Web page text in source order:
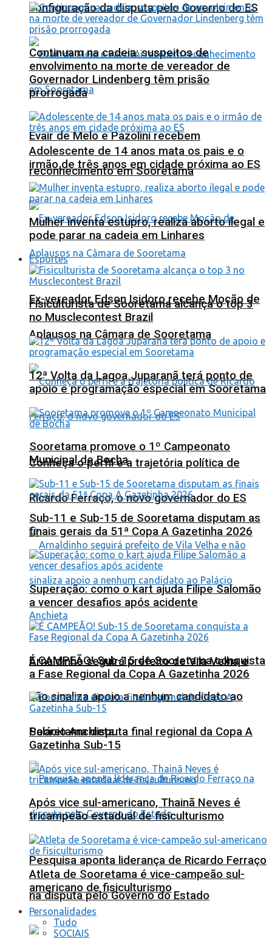
configuração da disputa pelo Governo do ES
Evair de Melo e Pazolini recebem
reconhecimento em Sooretama
Ex-vereador Edson Isidoro recebe Moção de
Aplausos na Câmara de Sooretama
Conheça o perfil e a trajetória política de
Ricardo Ferraço, o novo governador do ES
Arnaldinho seguirá prefeito de Vila Velha e
não sinaliza apoio a nenhum candidato ao
Palácio Anchieta
Pesquisa aponta liderança de Ricardo Ferraço
na disputa pelo Governo do Estado
Continuam na cadeia: suspeitos de
envolvimento na morte de vereador de
Governador Lindenberg têm prisão
prorrogada
Adolescente de 14 anos mata os pais e o
irmão de três anos em cidade próxima ao ES
Mulher inventa estupro, realiza aborto ilegal e
pode parar na cadeia em Linhares
Esportes
Fisiculturista de Sooretama alcança o top 3
no Musclecontest Brazil
12ª Volta da Lagoa Juparanã terá ponto de
apoio e programação especial em Sooretama
Sooretama promove o 1º Campeonato
Municipal de Bocha
Sub-11 e Sub-15 de Sooretama disputam as
finais gerais da 51ª Copa A Gazetinha 2026
Superação: como o kart ajuda Filipe Salomão
a vencer desafios após acidente
É CAMPEÃO! Sub-15 de Sooretama conquista
a Fase Regional da Copa A Gazetinha 2026
Sooretama disputa final regional da Copa A
Gazetinha Sub-15
Após vice sul-americano, Thainã Neves é
tricampeão estadual de fisiculturismo
Atleta de Sooretama é vice-campeão sul-
americano de fisiculturismo
Personalidades
Tudo
SOCIAIS